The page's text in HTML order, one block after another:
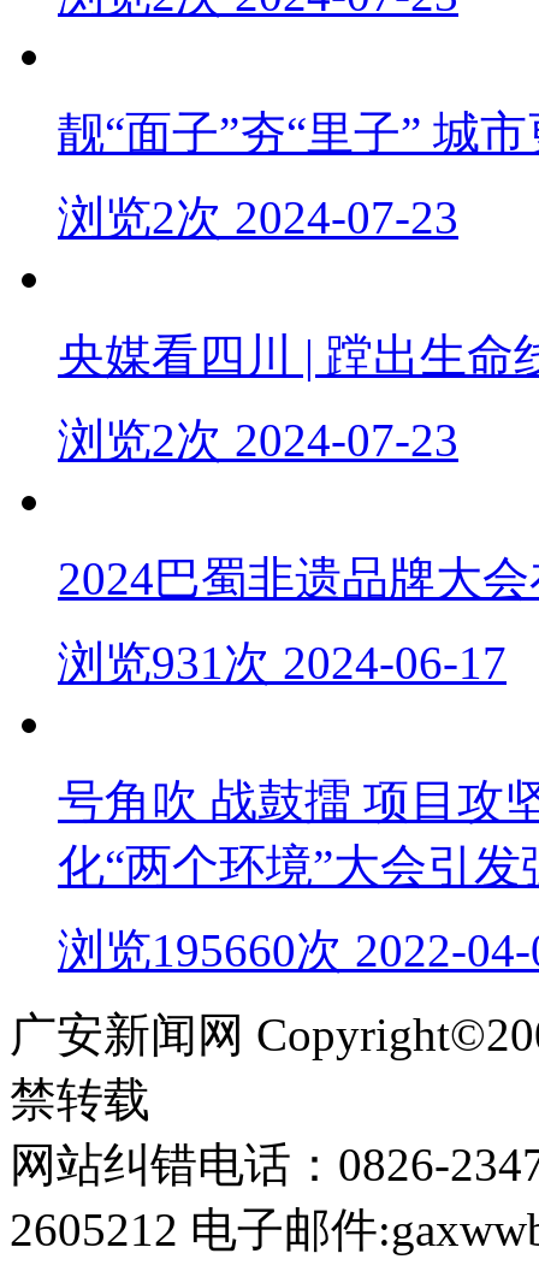
靓“面子”夯“里子” 城
浏览2次 2024-07-23
央媒看四川 | 蹚出生命
浏览2次 2024-07-23
2024巴蜀非遗品牌大
浏览931次 2024-06-17
号角吹 战鼓擂 项目攻
化“两个环境”大会引
浏览195660次 2022-
广安新闻网
禁转载
网站纠错电话：0826-
2605212 电子邮件